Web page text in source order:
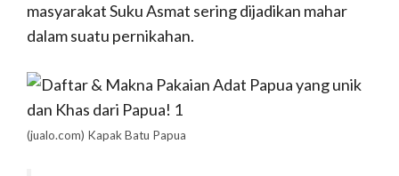
masyarakat Suku Asmat sering dijadikan mahar
dalam suatu pernikahan.
(jualo.com) Kapak Batu Papua